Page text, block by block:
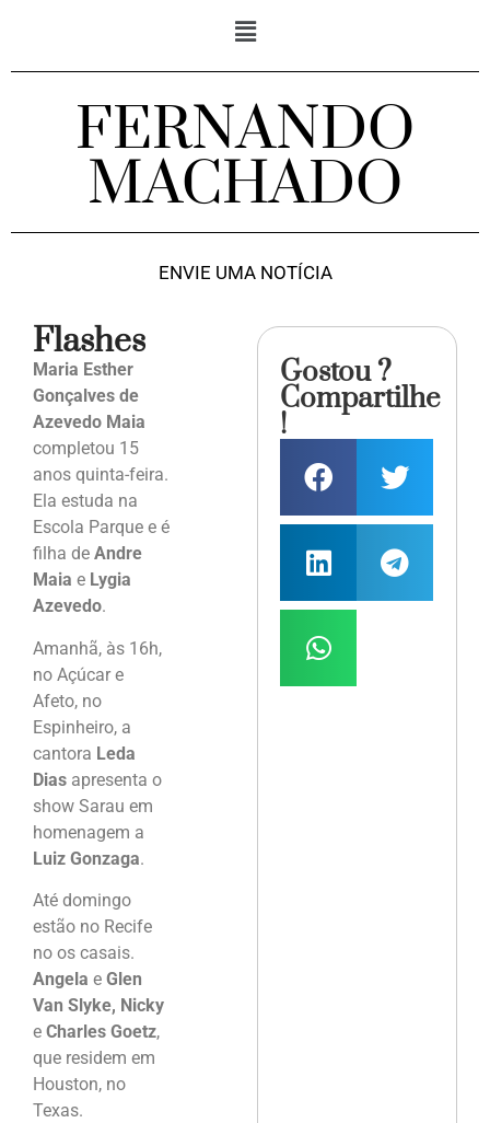
FERNANDO
MACHADO
ENVIE UMA NOTÍCIA
Flashes
Maria Esther
Gonçalves de
Azevedo Maia
completou 15
anos quinta-feira.
Ela estuda na
Escola Parque e é
filha de Andre
Maia e Lygia
Azevedo.
Amanhã, às 16h,
no Açúcar e
Afeto, no
Espinheiro, a
cantora Leda
Dias apresenta o
show Sarau em
homenagem a
Luiz Gonzaga.
Até domingo
estão no Recife
no os casais.
Angela e Glen
Van Slyke, Nicky
e Charles Goetz,
que residem em
Houston, no
Texas.
Gostou ?
Compartilhe
!